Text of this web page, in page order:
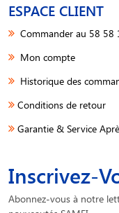
ESPACE CLIENT
Commander au 58 58
Mon compte
Historique des
Conditions de retour
Garantie & Service
Inscrivez-
Abonnez-vous à notre